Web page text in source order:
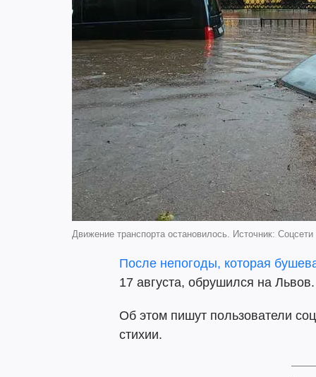
Движение транспорта остановилось. Источник: Соцсети
После непогоды, которая
17 августа, обрушился на Львов.
Об этом пишут пользователи
стихии.